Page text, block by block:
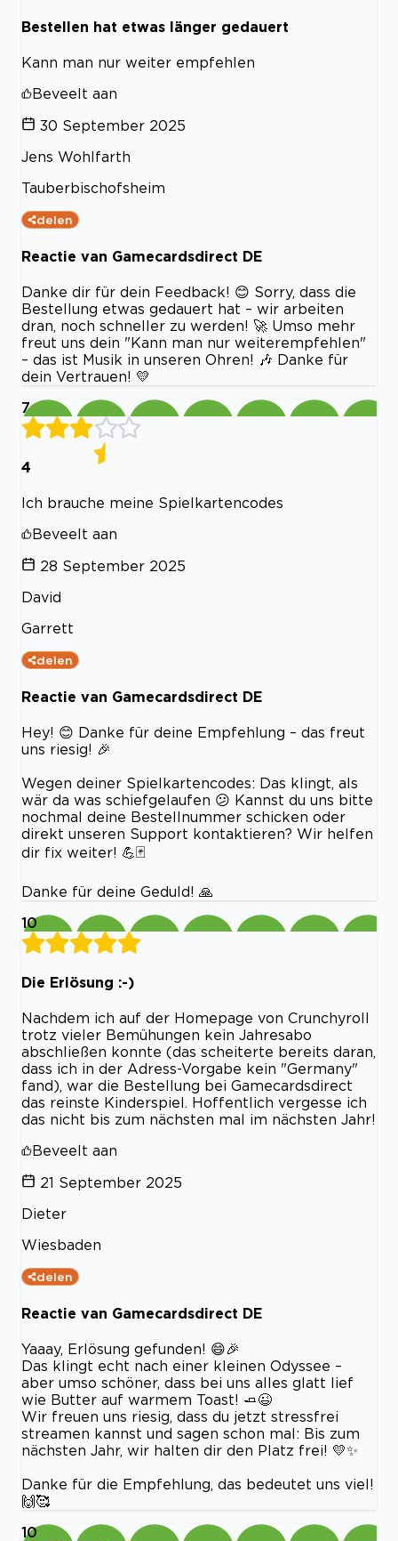
Bestellen hat etwas länger gedauert
Kann man nur weiter empfehlen
Beveelt aan
30 September 2025
Jens Wohlfarth
Tauberbischofsheim
delen
Reactie van Gamecardsdirect DE
Danke dir für dein Feedback! 😊 Sorry, dass die
Bestellung etwas gedauert hat – wir arbeiten
dran, noch schneller zu werden! 🚀 Umso mehr
freut uns dein "Kann man nur weiterempfehlen"
– das ist Musik in unseren Ohren! 🎶 Danke für
dein Vertrauen! 💛
7
4
Ich brauche meine Spielkartencodes
Beveelt aan
28 September 2025
David
Garrett
delen
Reactie van Gamecardsdirect DE
Hey! 😊 Danke für deine Empfehlung – das freut
uns riesig! 🎉
Wegen deiner Spielkartencodes: Das klingt, als
wär da was schiefgelaufen 😕 Kannst du uns bitte
nochmal deine Bestellnummer schicken oder
direkt unseren Support kontaktieren? Wir helfen
dir fix weiter! 💪🃏
Danke für deine Geduld! 🙏
10
Die Erlösung :-)
Nachdem ich auf der Homepage von Crunchyroll
trotz vieler Bemühungen kein Jahresabo
abschließen konnte (das scheiterte bereits daran,
dass ich in der Adress-Vorgabe kein "Germany"
fand), war die Bestellung bei Gamecardsdirect
das reinste Kinderspiel. Hoffentlich vergesse ich
das nicht bis zum nächsten mal im nächsten Jahr!
Beveelt aan
21 September 2025
Dieter
Wiesbaden
delen
Reactie van Gamecardsdirect DE
Yaaay, Erlösung gefunden! 😄🎉
Das klingt echt nach einer kleinen Odyssee –
aber umso schöner, dass bei uns alles glatt lief
wie Butter auf warmem Toast! 🧈😉
Wir freuen uns riesig, dass du jetzt stressfrei
streamen kannst und sagen schon mal: Bis zum
nächsten Jahr, wir halten dir den Platz frei! 💛✨
Danke für die Empfehlung, das bedeutet uns viel!
🙌🥰
10